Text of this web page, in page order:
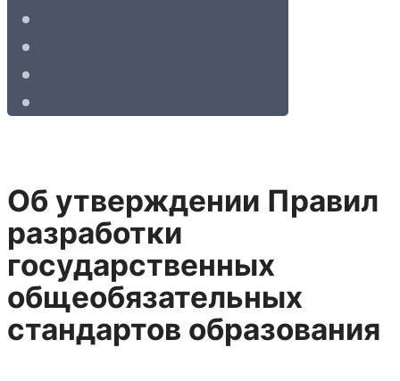
Об утверждении Правил
разработки
государственных
общеобязательных
стандартов образования